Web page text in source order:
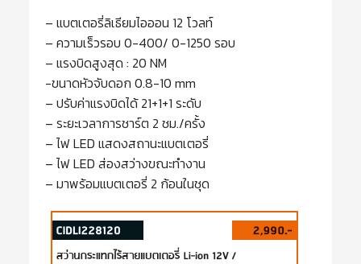
– แบตเตอรี่ลิเธียมไอออน 12 โวลท์
– ความเร็วรอบ 0-400/ 0-1250 รอบ
– แรงบิดสูงสุด : 20 NM
-ขนาดหัวจับดอก 0.8-10 mm
– ปรับค่าแรงบิดได้ 21+1+1 ระดับ
– ระยะเวลาการชาร์ต 2 ชม./ครั้ง
– ไฟ LED แสดงสถานะแบตเตอรี่
– ไฟ LED ส่องสว่างขณะทำงาน
– มาพร้อมแบตเตอรี่ 2 ก้อนในชุด